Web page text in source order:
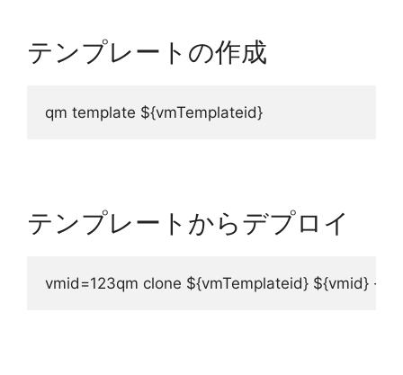
テンプレートの作成
qm template ${vmTemplateid}
テンプレートからデプロイ
vmid=123qm clone ${vmTemplateid} ${vmid} --